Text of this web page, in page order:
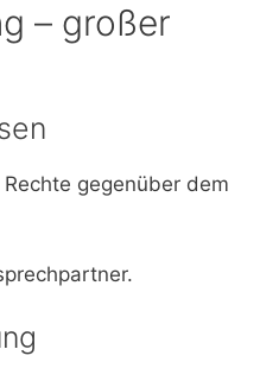
– großer
gegenüber dem